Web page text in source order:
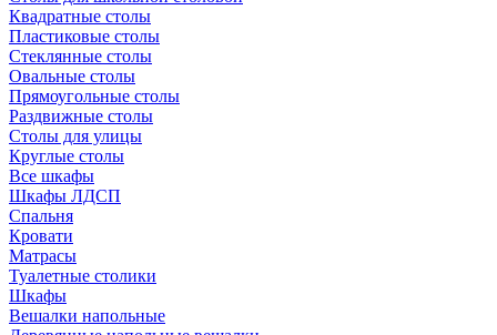
Квадратные столы
Пластиковые столы
Стеклянные столы
Овальные столы
Прямоугольные столы
Раздвижные столы
Столы для улицы
Круглые столы
Все шкафы
Шкафы ЛДСП
Спальня
Кровати
Матрасы
Туалетные столики
Шкафы
Вешалки напольные